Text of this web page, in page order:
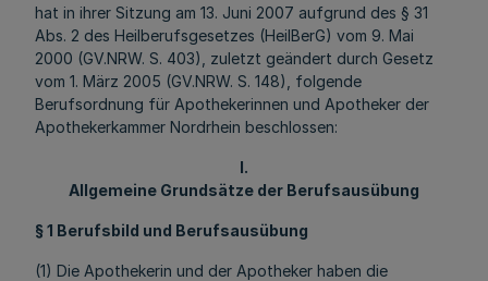
hat in ihrer Sitzung am 13. Juni 2007 aufgrund des § 31
Abs. 2 des Heilberufsgesetzes (HeilBerG) vom 9. Mai
2000 (GV.NRW. S. 403), zuletzt geändert durch Gesetz
vom 1. März 2005 (GV.NRW. S. 148), folgende
Berufsordnung für Apothekerinnen und Apotheker der
Apothekerkammer Nordrhein beschlossen:
I.
Allgemeine Grundsätze der Berufsausübung
§ 1 Berufsbild und Berufsausübung
(1) Die Apothekerin und der Apotheker haben die